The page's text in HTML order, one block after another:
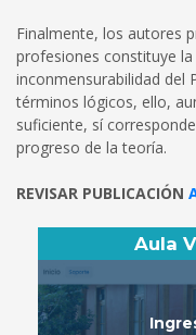
Finalmente, los autores
profesiones constituye
inconmensurabilidad del
términos lógicos, ello,
suficiente, sí
progreso de la teoría.
REVISAR PUBLICACIÓN
Aula